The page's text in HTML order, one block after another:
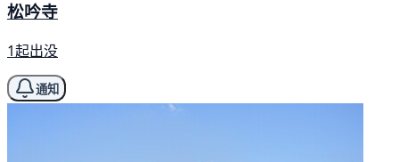
松吟寺
1起出没
通知